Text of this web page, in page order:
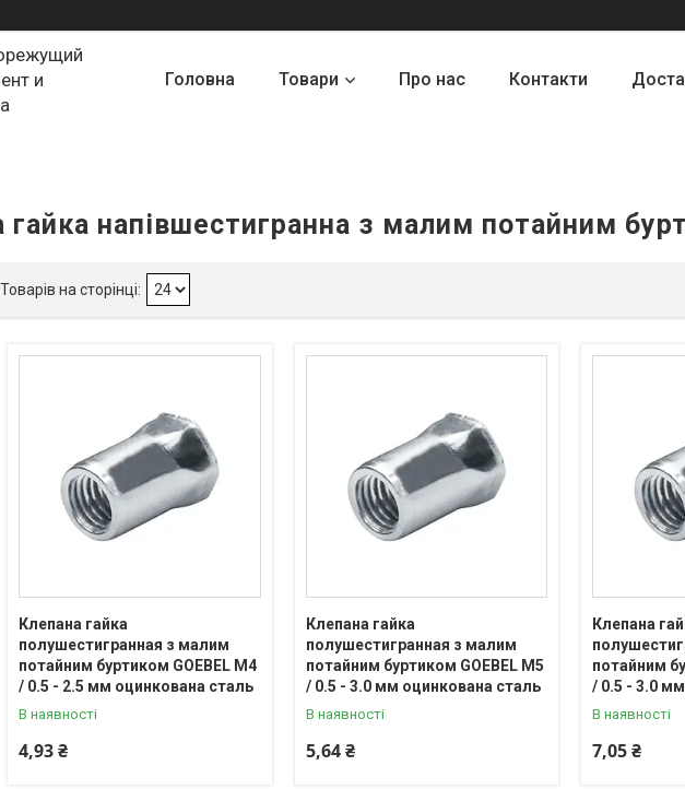
и
Головна Товари Про нас Контакти
гайка напівшестигранна з малим потайним
Клепана гайка
полушестигранная з малим
потайним буртиком GOEBEL М4
/ 0.5 - 2.5 мм оцинкована сталь
В наявності
4,93 ₴
Клепана гайка
полушестигранная з малим
потайним буртиком GOEBEL М5
/ 0.5 - 3.0 мм оцинкована сталь
В наявності
5,64 ₴
Клепана
потайним
/ 0.5 - 3.0
В наявності
7,05 ₴